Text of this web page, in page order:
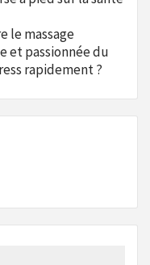
le massage
et passionnée du
rapidement ?